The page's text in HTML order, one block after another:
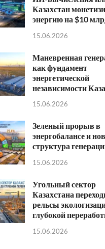
Казахстан
энергию на $10
15.06.2026
Маневренная
как фундамент
энергетической
независимости
15.06.2026
Зеленый прорыв в
энергобалансе и
структура
15.06.2026
Угольный сектор
Казахстана
рельсы
глубокой
15.06.2026